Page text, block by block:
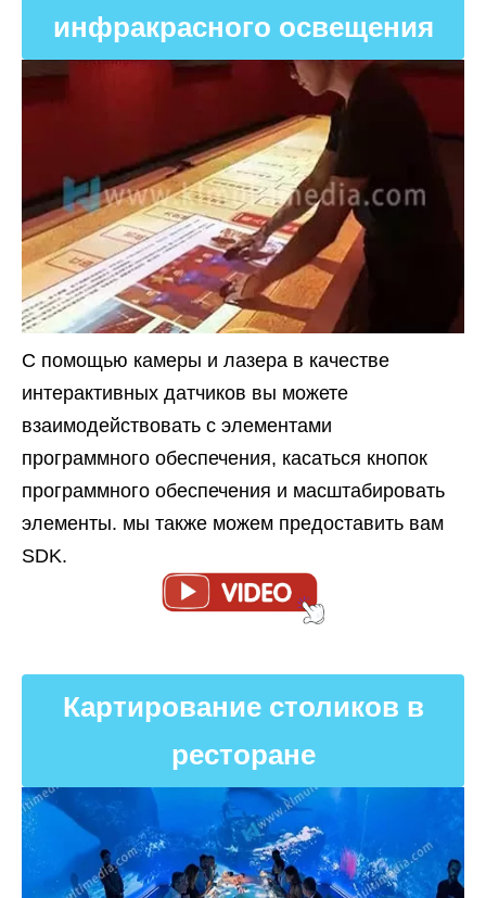
инфракрасного освещения
С помощью камеры и лазера в качестве
интерактивных датчиков вы можете
взаимодействовать с элементами
программного обеспечения, касаться кнопок
программного обеспечения и масштабировать
элементы. мы также можем предоставить вам
SDK.
Картирование столиков в
ресторане